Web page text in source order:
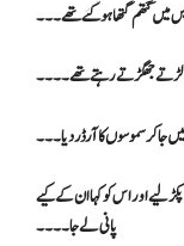
میں گتھم گتھا ہو گئے تھے ۔۔۔
ہی لڑتے جھگڑتے رہتے تھے۔۔۔۔
جا کر سموسوں کا آرڈر دیا ۔۔۔
لیے اور اس کو کہا ان کے کیے
پانی لے جا۔۔۔۔